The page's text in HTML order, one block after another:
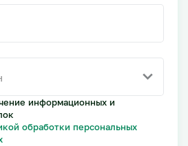
информационных и
обработки персональных